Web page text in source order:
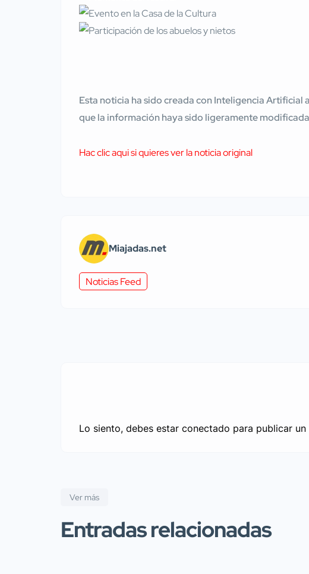
Esta noticia ha sido creada con Inteligencia
que la información haya sido ligeramente modificada
Hac clic aqui si quieres ver la noticia original
Miajadas.net
Noticias Feed
Lo siento, debes estar conectado para publicar
Ver más
Entradas relacionadas